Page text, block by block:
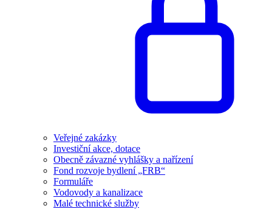
Veřejné zakázky
Investiční akce, dotace
Obecně závazné vyhlášky a nařízení
Fond rozvoje bydlení „FRB“
Formuláře
Vodovody a kanalizace
Malé technické služby